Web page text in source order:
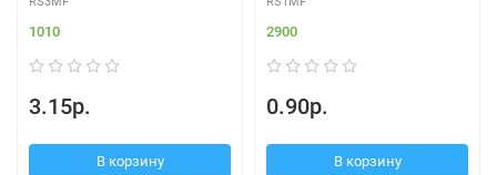
1010
3.15р.
В корзину
2900
0.90р.
В корзину